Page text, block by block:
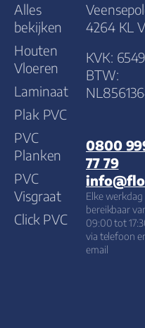
Alles
bekijken
Houten
Vloeren
Laminaat
Plak PVC
PVC
Planken
PVC
Visgraat
Click PVC
4264 KL
KVK:
BTW:
0800
77 79
Elke werkdag
bereikbaar
09:00 tot
via telefoon
email